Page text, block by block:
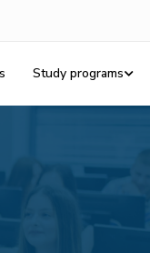
Study programs